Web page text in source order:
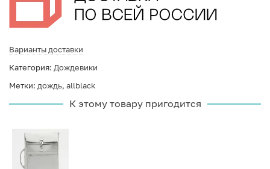
Варианты доставки
Категория: Дождевики
Метки: дождь, allblack
К этому товару пригодится